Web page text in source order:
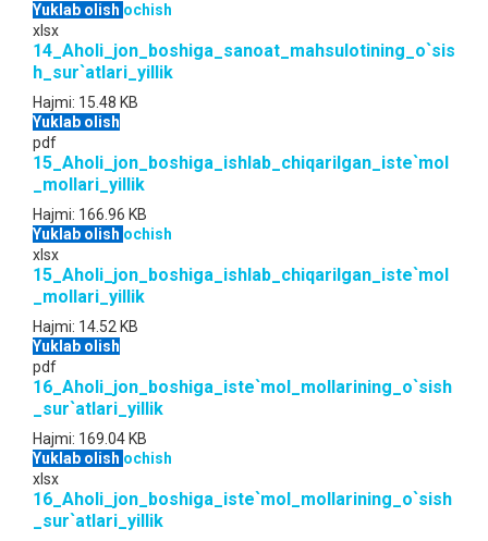
Yuklab olish ochish
xlsx
14_Aholi_jon_boshiga_sanoat_mahsulotining_o`sis
h_sur`atlari_yillik
Hajmi: 15.48 KB
Yuklab olish
pdf
15_Aholi_jon_boshiga_ishlab_chiqarilgan_iste`mol
_mollari_yillik
Hajmi: 166.96 KB
Yuklab olish ochish
xlsx
15_Aholi_jon_boshiga_ishlab_chiqarilgan_iste`mol
_mollari_yillik
Hajmi: 14.52 KB
Yuklab olish
pdf
16_Aholi_jon_boshiga_iste`mol_mollarining_o`sish
_sur`atlari_yillik
Hajmi: 169.04 KB
Yuklab olish ochish
xlsx
16_Aholi_jon_boshiga_iste`mol_mollarining_o`sish
_sur`atlari_yillik